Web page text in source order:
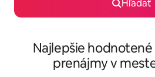
Hľadať
Najlepšie
prenájmy v